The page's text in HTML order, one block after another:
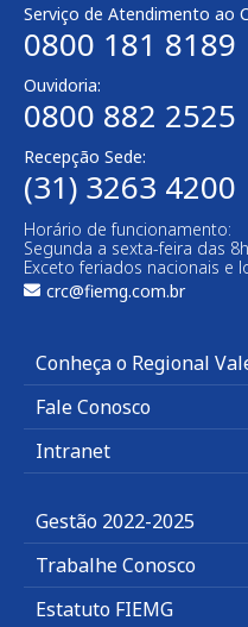
Serviço de Atendimento ao
0800 181 8189
Ouvidoria:
0800 882 2525
Recepção Sede:
(31) 3263 4200
Horário de funcionamento:
Segunda a sexta-feira das
Exceto feriados nacionais e
crc@fiemg.com.br
Conheça o Regional
Fale Conosco
Intranet
Gestão 2022-2025
Trabalhe Conosco
Estatuto FIEMG